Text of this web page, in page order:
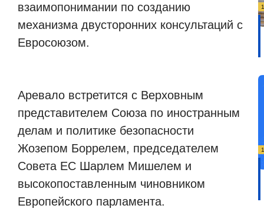
взаимопонимании по созданию
механизма двусторонних консультаций с
Евросоюзом.
Аревало встретится с Верховным
представителем Союза по иностранным
делам и политике безопасности
Жозепом Боррелем, председателем
Совета ЕС Шарлем Мишелем и
высокопоставленным чиновником
Европейского парламента.